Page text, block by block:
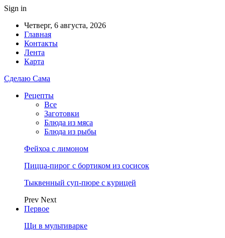
Sign in
Четверг, 6 августа, 2026
Главная
Контакты
Лента
Карта
Сделаю Сама
Рецепты
Все
Заготовки
Блюда из мяса
Блюда из рыбы
Фейхоа с лимоном
Пицца-пирог с бортиком из сосисок
Тыквенный суп-пюре с курицей
Prev Next
Первое
Щи в мультиварке